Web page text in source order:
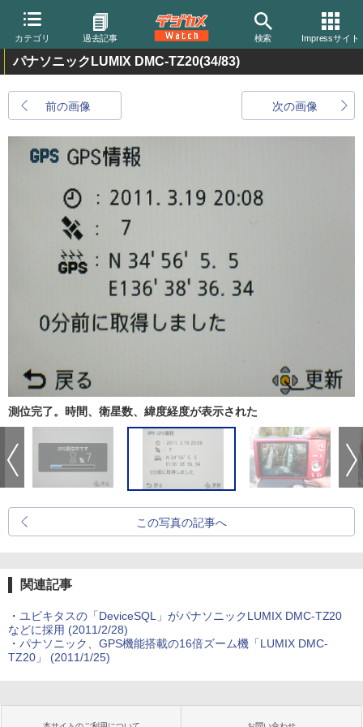
カテゴリ 過去記事 検索 Impressサイト
パナソニックLUMIX DMC-TZ20(34/83)
前の画像 次の画像
測位完了。時間、衛星数、緯度経度が表示された
この写真の記事へ
関連記事
・ ユビキタスの「DeviceSQL」がパナソニックLUMIX DMC-TZ20
などに採用 (2011/2/28)
・ パナソニック、GPS機能搭載の16倍ズーム機「LUMIX DMC-
TZ20」 (2011/1/25)